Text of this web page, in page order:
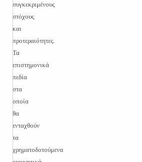
συγκεκριμένους
στόχους
και
προτεραιότητες.
Τα
επιστημονικά
πεδία
στα
οποία
θα
ενταχθούν
τα
χρηματοδοτούμενα